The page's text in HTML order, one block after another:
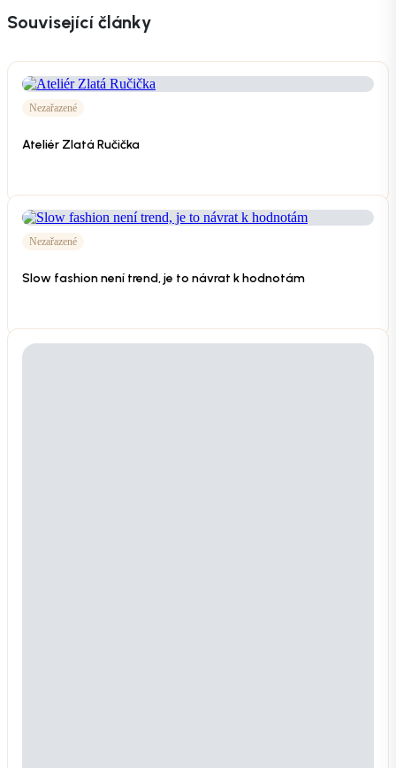
Související články
Nezařazené
Ateliér Zlatá Ručička
Nezařazené
Slow fashion není trend, je to návrat k hodnotám